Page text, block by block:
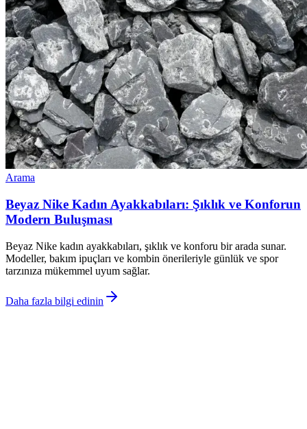
Arama
Beyaz Nike Kadın Ayakkabıları: Şıklık ve Konforun
Modern Buluşması
Beyaz Nike kadın ayakkabıları, şıklık ve konforu bir arada sunar.
Modeller, bakım ipuçları ve kombin önerileriyle günlük ve spor
tarzınıza mükemmel uyum sağlar.
Daha fazla bilgi edinin